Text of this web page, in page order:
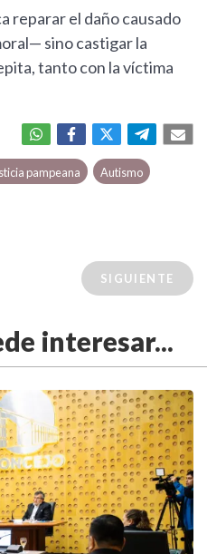
reparar el daño causado
sino castigar la
tanto con la víctima
pampeana
Autismo
SIGUIENTE
interesar...